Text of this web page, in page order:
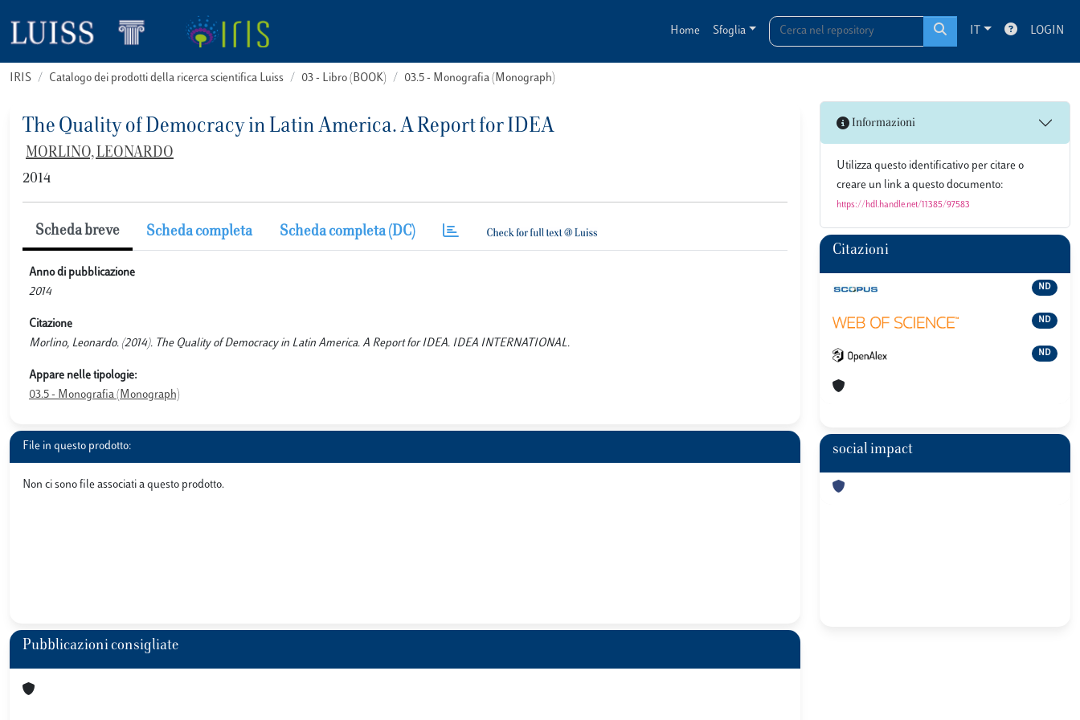
Home Sfoglia IT LOGIN
IRIS Catalogo dei prodotti della ricerca scientifica Luiss 03 - Libro (BOOK) 03.5 - Monografia (Monograph)
The Quality of Democracy in Latin America. A Report for IDEA
MORLINO, LEONARDO
2014
Scheda breve Scheda completa Scheda completa (DC)
Anno di pubblicazione
2014
Citazione
Morlino, Leonardo. (2014). The Quality of Democracy in Latin America. A Report for IDEA. IDEA INTERNATIONAL.
Appare nelle tipologie:
03.5 - Monografia (Monograph)
File in questo prodotto:
Non ci sono file associati a questo prodotto.
Pubblicazioni consigliate
Informazioni
Utilizza questo identificativo per citare o
creare un link a questo documento:
https://hdl.handle.net/11385/97583
Citazioni
ND
ND
ND
social impact